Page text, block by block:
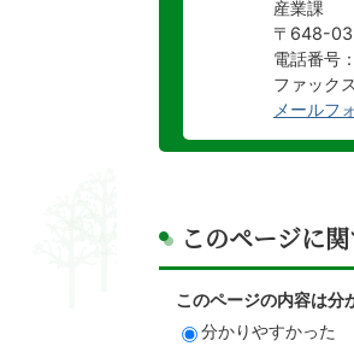
産業課
〒648-
電話番号
ファック
メールフ
このページに
このページの内容は分
分かりやすかった